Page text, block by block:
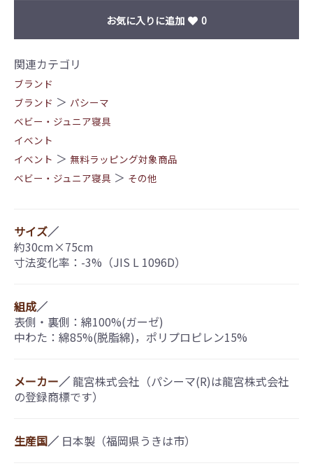
お気に入りに追加 0
関連カテゴリ
ブランド
ブランド ＞ パシーマ
ベビー・ジュニア寝具
イベント
イベント ＞ 無料ラッピング対象商品
ベビー・ジュニア寝具 ＞ その他
サイズ／
約30cm×75cm
寸法変化率：-3%（JIS L 1096D）
組成／
表側・裏側：綿100%(ガーゼ)
中わた：綿85%(脱脂綿)，ポリプロピレン15%
メーカー／龍宮株式会社（パシーマ(R)は龍宮株式会社
の登録商標です）
生産国／ 日本製（福岡県うきは市）